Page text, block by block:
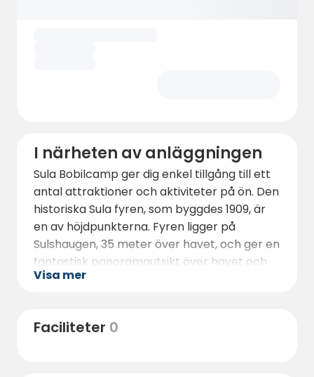
I närheten av anläggningen
Sula Bobilcamp ger dig enkel tillgång till ett
antal attraktioner och aktiviteter på ön. Den
historiska Sula fyren, som byggdes 1909, är
en av höjdpunkterna. Fyren ligger på
Sulshaugen, 35 meter över havet, och ger en
fantastisk panoramautsikt över havet och
den omgivande skärgården. Detta är ett
Ön har också en rik historia som sträcker sig
Visa mer
Faciliteter 0